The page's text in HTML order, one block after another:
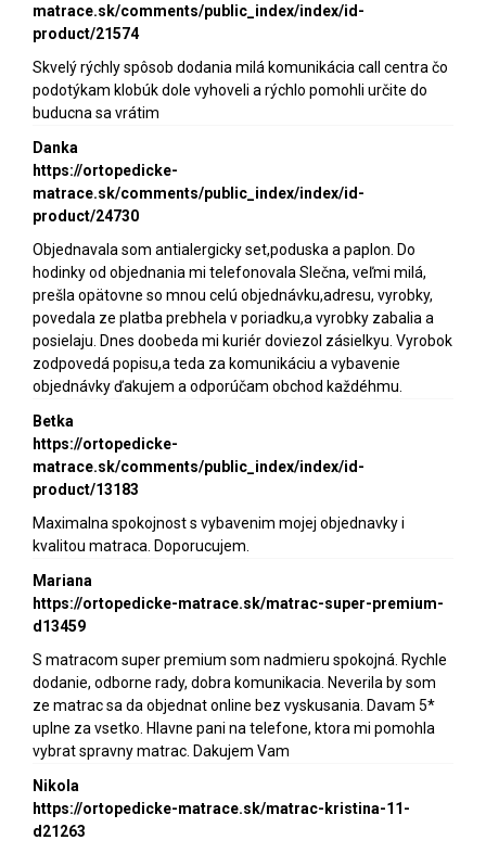
matrace.sk/comments/public_index/index/id-
product/21574
Skvelý rýchly spôsob dodania milá komunikácia call centra čo
podotýkam klobúk dole vyhoveli a rýchlo pomohli určite do
buducna sa vrátim
Danka
https://ortopedicke-
matrace.sk/comments/public_index/index/id-
product/24730
Objednavala som antialergicky set,poduska a paplon. Do
hodinky od objednania mi telefonovala Slečna, veľmi milá,
prešla opätovne so mnou celú objednávku,adresu, vyrobky,
povedala ze platba prebhela v poriadku,a vyrobky zabalia a
posielaju. Dnes doobeda mi kuriér doviezol zásielkyu. Vyrobok
zodpovedá popisu,a teda za komunikáciu a vybavenie
objednávky ďakujem a odporúčam obchod každéhmu.
Betka
https://ortopedicke-
matrace.sk/comments/public_index/index/id-
product/13183
Maximalna spokojnost s vybavenim mojej objednavky i
kvalitou matraca. Doporucujem.
Mariana
https://ortopedicke-matrace.sk/matrac-super-premium-
d13459
S matracom super premium som nadmieru spokojná. Rychle
dodanie, odborne rady, dobra komunikacia. Neverila by som
ze matrac sa da objednat online bez vyskusania. Davam 5*
uplne za vsetko. Hlavne pani na telefone, ktora mi pomohla
vybrat spravny matrac. Dakujem Vam
Nikola
https://ortopedicke-matrace.sk/matrac-kristina-11-
d21263